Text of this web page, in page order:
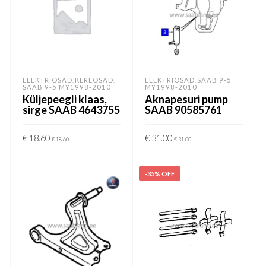
ELEKTRIOSAD KEREOSAD
SAAB 9-5 MY1998-2010
Küljepeegli klaas,
sirge SAAB 4643755
€18.60 €18.60
ELEKTRIOSAD SAAB 9-5
MY1998-2010
Aknapesuri pump
SAAB 90585761
€ 31.00 € 31.00
-35% OFF